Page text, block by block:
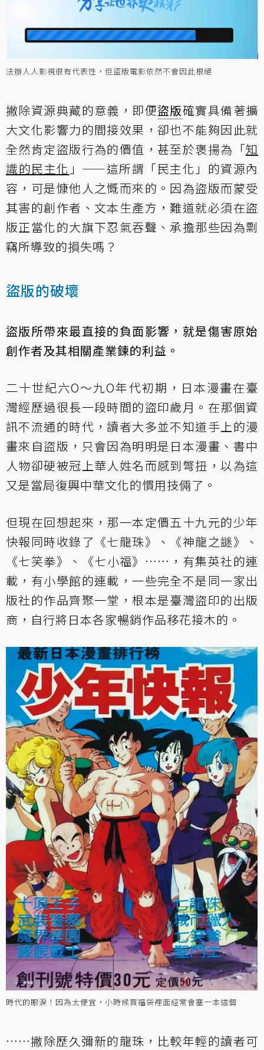
法辦人人影視很有代表性，但盜版電影依然不會因此根絕
撇除資源典藏的意義，即便盜版確實具備著擴
大文化影響力的間接效果，卻也不能夠因此就
全然肯定盜版行為的價值，甚至於褒揚為「知
識的民主化 」——這所謂「民主化」的資源內
容，可是慷他人之慨而來的。因為盜版而蒙受
其害的創作者、文本生產方，難道就必須在盜
版正當化的大旗下忍氣吞聲、承擔那些因為剽
竊所導致的損失嗎？
盜版的破壞
盜版所帶來最直接的負面影響，就是傷害原始
創作者及其相關產業鍊的利益。
二十世紀六O～九O年代初期，日本漫畫在臺
灣經歷過很長一段時間的盜印歲月。在那個資
訊不流通的時代，讀者大多並不知道手上的漫
畫來自盜版，只會因為明明是日本漫畫、書中
人物卻硬被冠上華人姓名而感到彆扭，以為這
又是當局復興中華文化的慣用技倆了。
但現在回想起來，那一本定價五十九元的少年
快報同時收錄了《七龍珠》、《神龍之謎》、
《七笑拳》、《七小福》⋯⋯，有集英社的連
載，有小學館的連載，一些完全不是同一家出
版社的作品齊聚一堂，根本是臺灣盜印的出版
商，自行將日本各家暢銷作品移花接木的。
時代的眼淚！因為太便宜，小時候買福袋裡面經常會塞一本這個
⋯⋯撇除歷久彌新的龍珠，比較年輕的讀者可